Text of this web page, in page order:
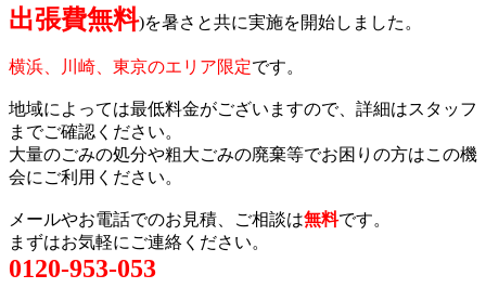
出張費無料)を暑さと共に実施を開始しました。
横浜、川崎、東京のエリア限定です。
地域によっては最低料金がございますので、詳細はスタッフ
までご確認ください。
大量のごみの処分や粗大ごみの廃棄等でお困りの方はこの機
会にご利用ください。
メールやお電話でのお見積、ご相談は無料です。
まずはお気軽にご連絡ください。
0120-953-053